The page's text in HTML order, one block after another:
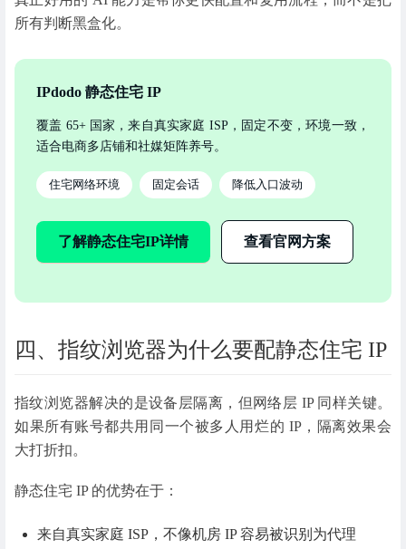
所有判断黑盒化。
IPdodo 静态住宅 IP
覆盖 65+ 国家，来自真实家庭 ISP，固定不变，环境一致，
适合电商多店铺和社媒矩阵养号。
住宅网络环境 固定会话 降低入口波动
了解静态住宅IP详情 查看官网方案
四、指纹浏览器为什么要配静态住宅 IP
指纹浏览器解决的是设备层隔离，但网络层 IP 同样关键。
如果所有账号都共用同一个被多人用烂的 IP，隔离效果会
大打折扣。
静态住宅 IP 的优势在于：
来自真实家庭 ISP，不像机房 IP 容易被识别为代理